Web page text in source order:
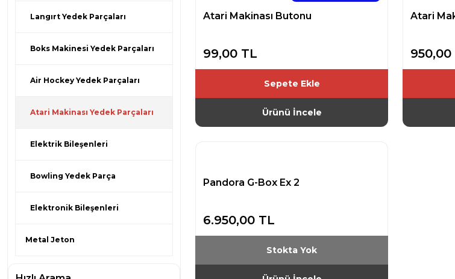
Langırt Yedek Parçaları
Boks Makinesi Yedek Parçaları
Air Hockey Yedek Parçaları
Atari Makinası Yedek Parçaları
Elektrik Bileşenleri
Bowling Yedek Parça
Elektronik Bileşenleri
Metal Jeton
Atari Makinası Butonu
99,00 TL
Sepete Ekle
Ürünü İncele
Atari
950,00
Pandora G-Box Ex 2
6.950,00 TL
Stokta Yok